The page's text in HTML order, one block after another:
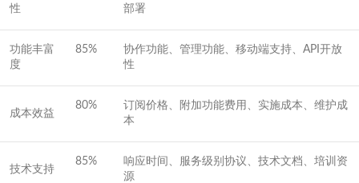
性
部署
功能丰富
度
85%
协作功能、管理功能、移动端支持、API开放
性
成本效益
80%
订阅价格、附加功能费用、实施成本、维护成
本
技术支持
85%
响应时间、服务级别协议、技术文档、培训资
源